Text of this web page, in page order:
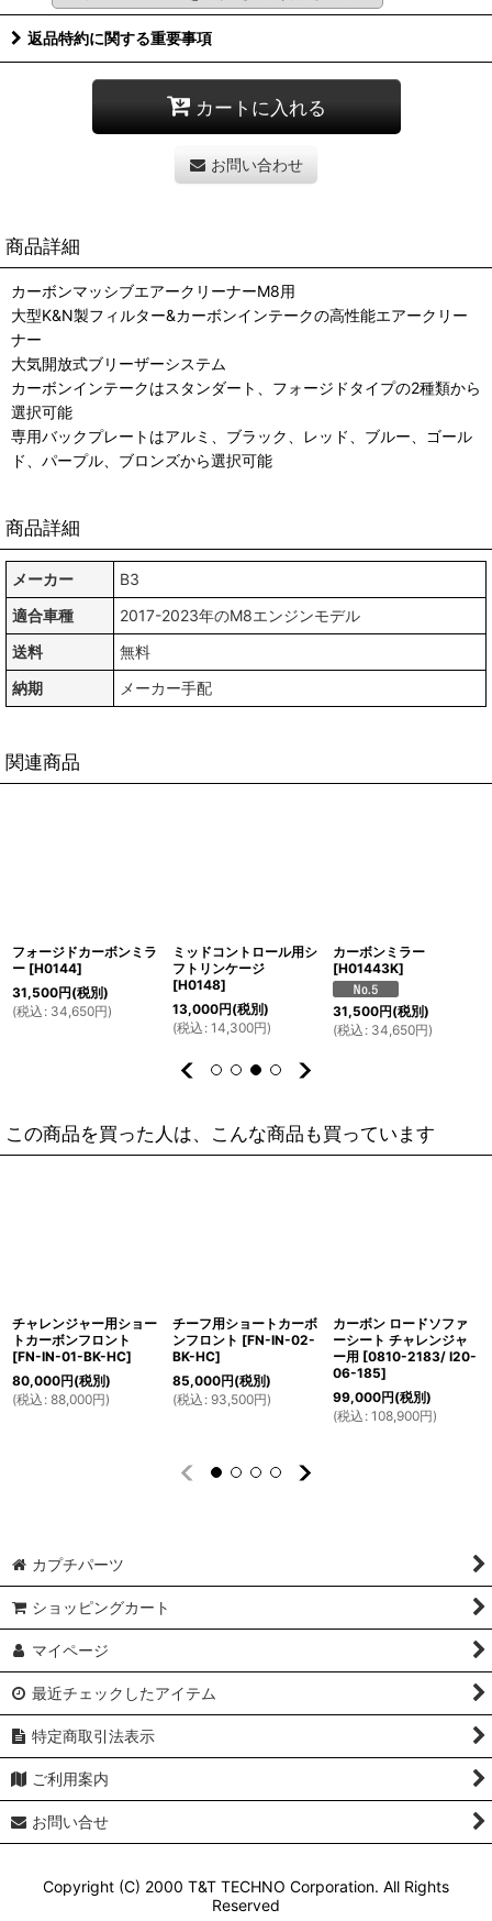
返品特約に関する重要事項
カートに入れる
お問い合わせ
商品詳細
カーボンマッシブエアークリーナーM8用
大型K&N製フィルター&カーボンインテークの高性能エアークリー
ナー
大気開放式ブリーザーシステム
カーボンインテークはスタンダート、フォージドタイプの2種類から
選択可能
専用バックプレートはアルミ、ブラック、レッド、ブルー、ゴール
ド、パープル、ブロンズから選択可能
商品詳細
メーカー
B3
適合車種
2017-2023年のM8エンジンモデル
送料
無料
納期
メーカー手配
関連商品
フォージドカーボンミラ
ー [H0144]
31,500円(税別)
(税込 : 34,650円)
ミッドコントロール用シ
フトリンケージ
[H0148]
13,000円(税別)
(税込 : 14,300円)
カーボンミラー
[H01443K]
31,500円(税別)
(税込 : 34,650円)
この商品を買った人は、こんな商品も買っています
チャレンジャー用ショー
トカーボンフロント
[FN-IN-01-BK-HC]
80,000円(税別)
(税込 : 88,000円)
チーフ用ショートカーボ
ンフロント [FN-IN-02-
BK-HC]
85,000円(税別)
(税込 : 93,500円)
カーボン ロードソファ
ーシート チャレンジャ
ー用 [0810-2183/ I20-
06-185]
99,000円(税別)
(税込 : 108,900円)
カプチパーツ
ショッピングカート
マイページ
最近チェックしたアイテム
特定商取引法表示
ご利用案内
お問い合せ
Copyright (C) 2000 T&T TECHNO Corporation. All Rights
Reserved